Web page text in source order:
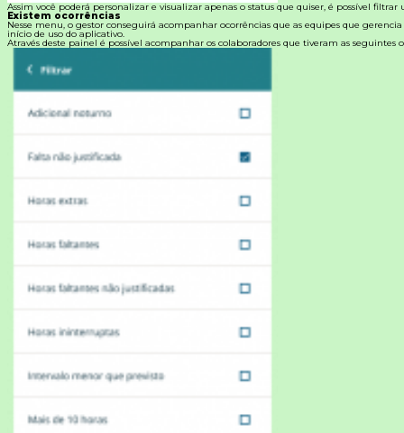
Assim você poderá personalizar e visualizar apenas o status que quiser, é possível filtrar
Existem ocorrências
Nesse menu, o gestor conseguirá acompanhar ocorrências que as equipes que
início de uso do aplicativo.
Através deste painel é possível acompanhar os colaboradores que tiveram as seguintes